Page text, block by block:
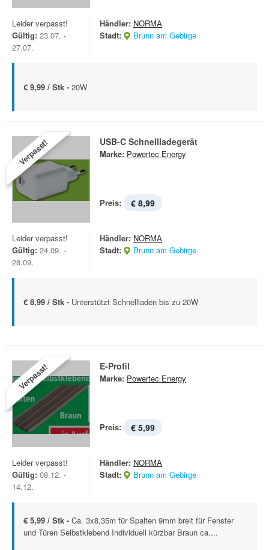
Leider verpasst!
Gültig: 23.07. -
27.07.
Händler: NORMA
Stadt:
Brunn am Gebirge
€ 9,99 / Stk - 20W
Verpasst! USB-C Schnellladegerät
Marke: Powertec Energy
Preis: € 8,99
Leider verpasst!
Gültig: 24.09. -
28.09.
Händler: NORMA
Stadt:
Brunn am Gebirge
€ 8,99 / Stk - Unterstützt Schnellladen bis zu 20W
Verpasst! E-Profil
Marke: Powertec Energy
Preis: € 5,99
Leider verpasst!
Gültig: 08.12. -
14.12.
Händler: NORMA
Stadt:
Brunn am Gebirge
€ 5,99 / Stk - Ca. 3x8,35m für Spalten 9mm breit für Fenster
und Türen Selbstklebend Individuell kürzbar Braun ca....